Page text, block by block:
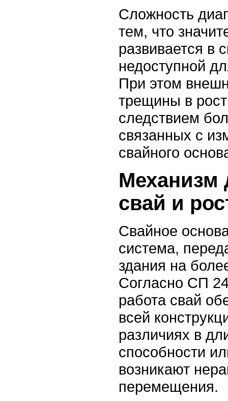
Сложность
тем, что
развивается в
недоступной
При этом
трещины в
следствием
связанных с
свайного
Механизм
свай и
Свайное
система,
здания на
Согласно СП
работа свай
всей
различиях в
способности
возникают
перемещения.